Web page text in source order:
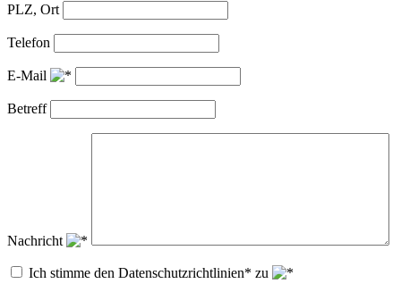
PLZ, Ort
Telefon
E-Mail
Betreff
Nachricht
Ich stimme den Datenschutzrichtlinien* zu